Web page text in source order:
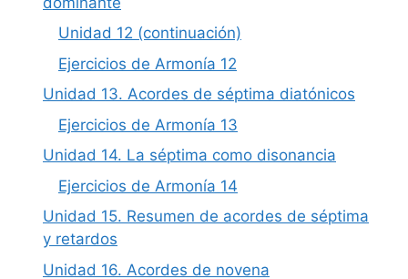
Unidad 12 (continuación)
Ejercicios de Armonía 12
Unidad 13. Acordes de séptima diatónicos
Ejercicios de Armonía 13
Unidad 14. La séptima como disonancia
Ejercicios de Armonía 14
Unidad 15. Resumen de acordes de séptima
y retardos
Unidad 16. Acordes de novena